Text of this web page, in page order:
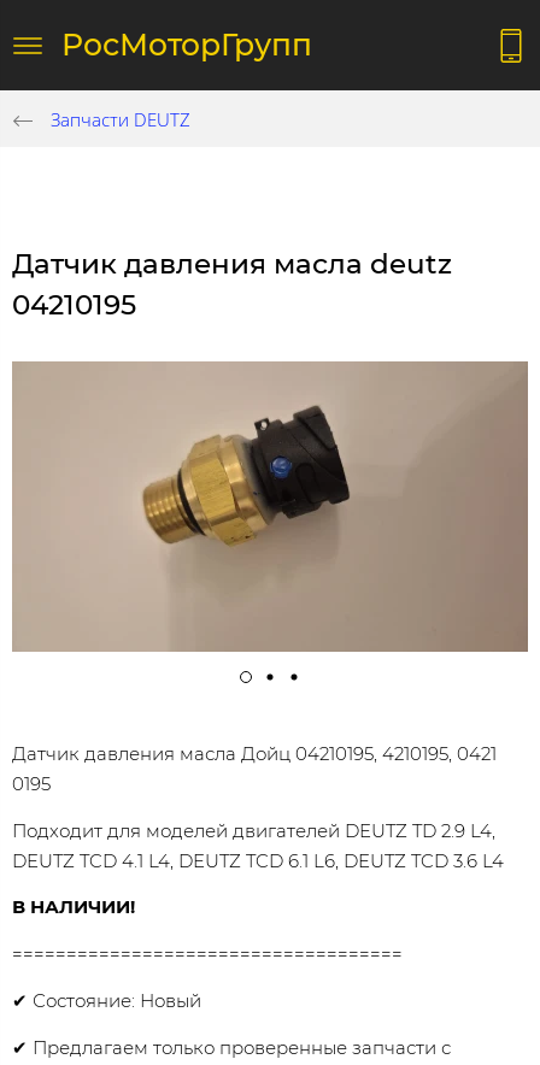
РосМоторГрупп
Запчасти DEUTZ
Датчик давления масла deutz
04210195
Датчик давления масла Дойц 04210195, 4210195, 0421
0195
Подходит для моделей двигателей DEUTZ TD 2.9 L4,
DEUTZ TCD 4.1 L4, DEUTZ TCD 6.1 L6, DEUTZ TCD 3.6 L4
В НАЛИЧИИ!
====================================
✔ Состояние: Новый
✔ Предлагаем только проверенные запчасти с